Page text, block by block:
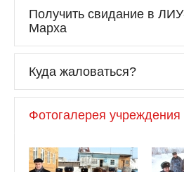
Получить свидание в
Марха
Куда жаловаться?
Фотогалерея учреждения